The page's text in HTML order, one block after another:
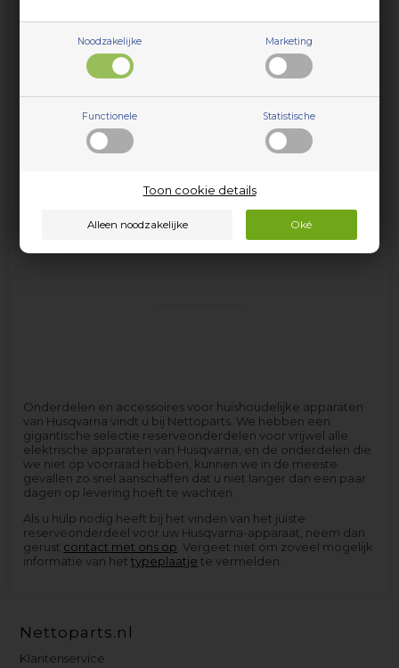
Noodzakelijke Marketing
Functionele Statistische
Toon cookie details
Wasdroger Husqvarna Wasmachine Husqvarna
Onderdelen en accessoires voor huishoudelijke apparaten
van Husqvarna vindt u bij Nettoparts. We hebben een
gigantische selectie reserveonderdelen voor vrijwel alle
elektrische apparaten van Husqvarna, en de onderdelen die
we niet op voorraad hebben, kunnen we in de meeste
gevallen zo snel aanschaffen dat u niet langer dan een paar
dagen op levering hoeft te wachten.
Als u hulp nodig heeft bij het vinden van het juiste
reserveonderdeel voor uw Husqvarna-apparaat, neem dan
gerust contact met ons op . Vergeet niet om zoveel mogelijk
informatie van hettypeplaatje te vermelden.
Nettoparts.nl
Klantenservice